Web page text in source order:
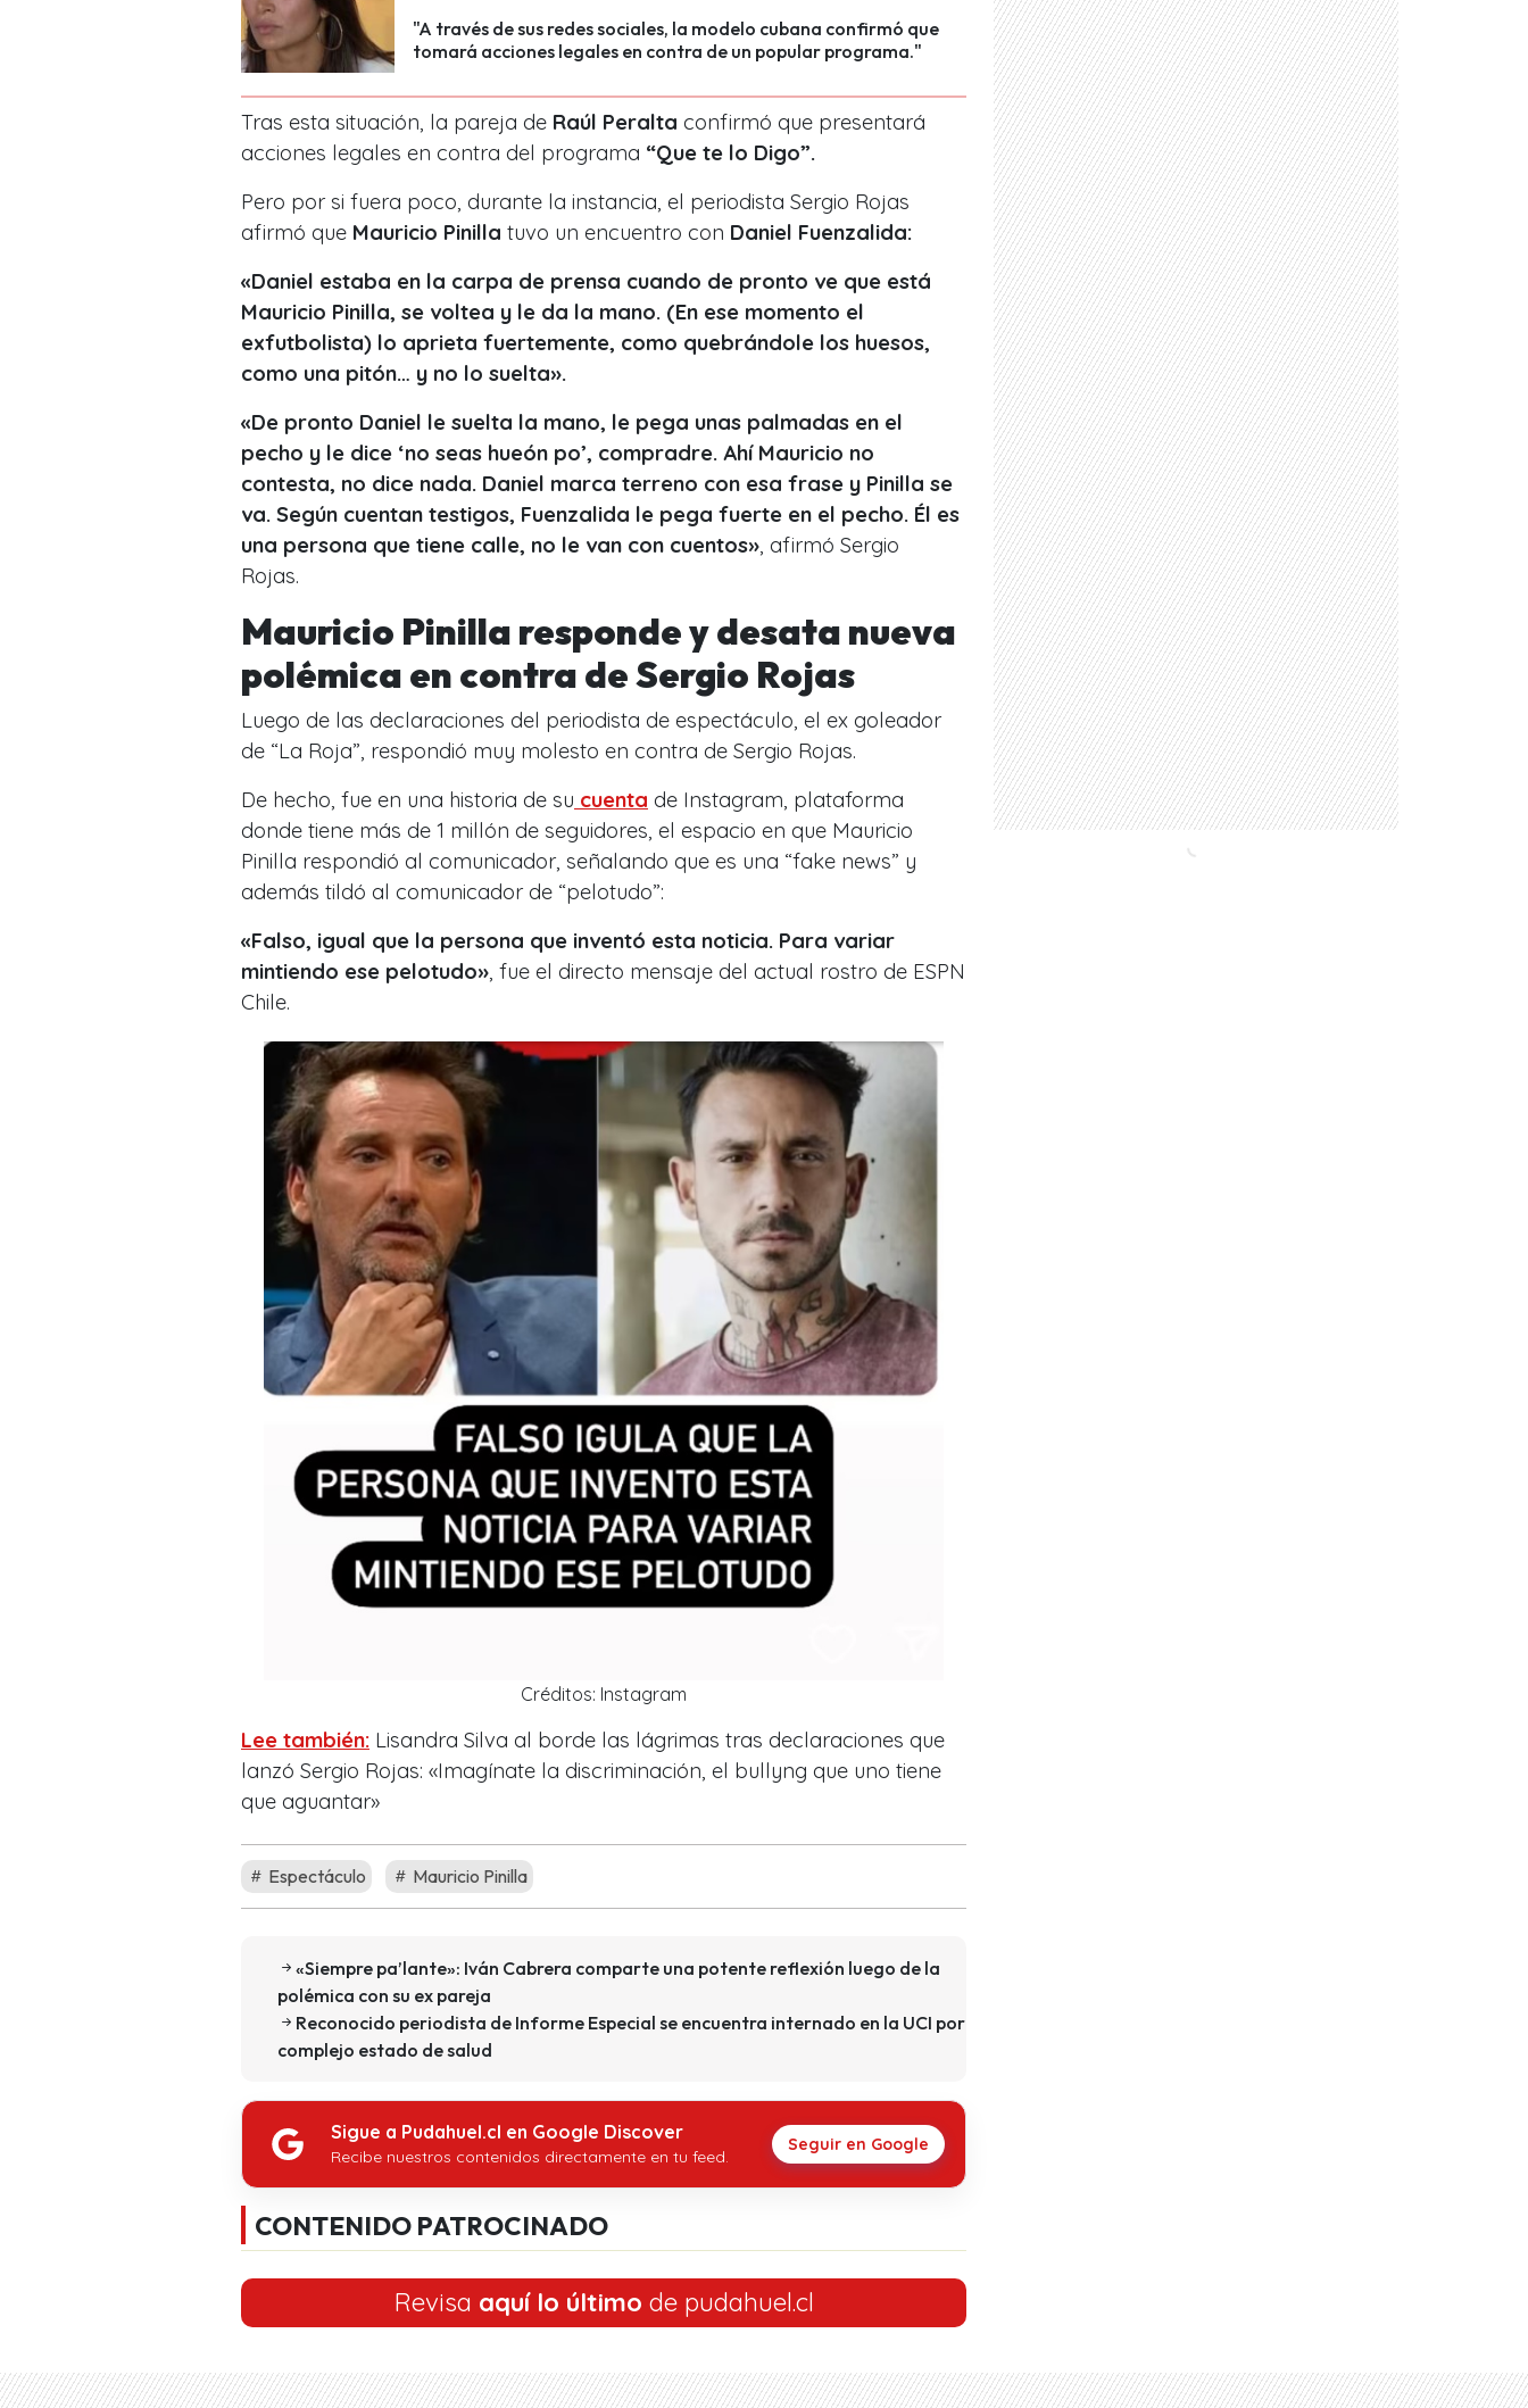
"A través de sus redes sociales, la modelo cubana confirmó que
tomará acciones legales en contra de un popular programa."
Tras esta situación, la pareja de Raúl Peralta confirmó que presentará
acciones legales en contra del programa “Que te lo Digo”.
Pero por si fuera poco, durante la instancia, el periodista Sergio Rojas
afirmó que Mauricio Pinilla tuvo un encuentro con Daniel Fuenzalida:
«Daniel estaba en la carpa de prensa cuando de pronto ve que está
Mauricio Pinilla, se voltea y le da la mano. (En ese momento el
exfutbolista) lo aprieta fuertemente, como quebrándole los huesos,
como una pitón… y no lo suelta».
«De pronto Daniel le suelta la mano, le pega unas palmadas en el
pecho y le dice ‘no seas hueón po’, compradre. Ahí Mauricio no
contesta, no dice nada. Daniel marca terreno con esa frase y Pinilla se
va. Según cuentan testigos, Fuenzalida le pega fuerte en el pecho. Él es
una persona que tiene calle, no le van con cuentos» , afirmó Sergio
Rojas.
Mauricio Pinilla responde y desata nueva
polémica en contra de Sergio Rojas
Luego de las declaraciones del periodista de espectáculo, el ex goleador
de “La Roja”, respondió muy molesto en contra de Sergio Rojas.
De hecho, fue en una historia de su cuenta de Instagram, plataforma
donde tiene más de 1 millón de seguidores, el espacio en que Mauricio
Pinilla respondió al comunicador, señalando que es una “fake news” y
además tildó al comunicador de “pelotudo”:
«Falso, igual que la persona que inventó esta noticia. Para variar
mintiendo ese pelotudo» , fue el directo mensaje del actual rostro de ESPN
Chile.
Créditos: Instagram
Lee también: Lisandra Silva al borde las lágrimas tras declaraciones que
lanzó Sergio Rojas: «Imagínate la discriminación, el bullyng que uno tiene
que aguantar»
Espectáculo Mauricio Pinilla
«Siempre pa’lante»: Iván Cabrera comparte una potente reflexión luego de la
polémica con su ex pareja
Reconocido periodista de Informe Especial se encuentra internado en la UCI por
complejo estado de salud
Sigue a Pudahuel.cl en Google Discover
Recibe nuestros contenidos directamente en tu feed.
Seguir en Google
CONTENIDO PATROCINADO
Revisa aquí lo último de pudahuel.cl